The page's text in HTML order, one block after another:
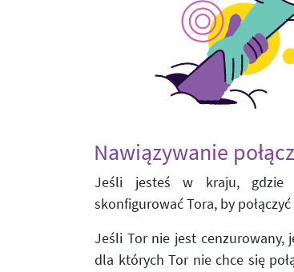
Nawiązywanie
Jeśli jesteś w kraju, gdzie
skonfigurować Tora, by
Jeśli Tor nie jest cenzurowany,
dla których Tor nie chce się